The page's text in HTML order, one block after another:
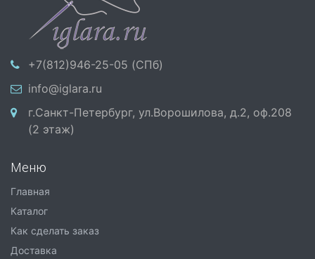
+7(812)946-25-05 (СПб)
info@iglara.ru
г.Санкт-Петербург, ул.Ворошилова, д.2, оф.208
(2 этаж)
Меню
Главная
Каталог
Как сделать заказ
Доставка